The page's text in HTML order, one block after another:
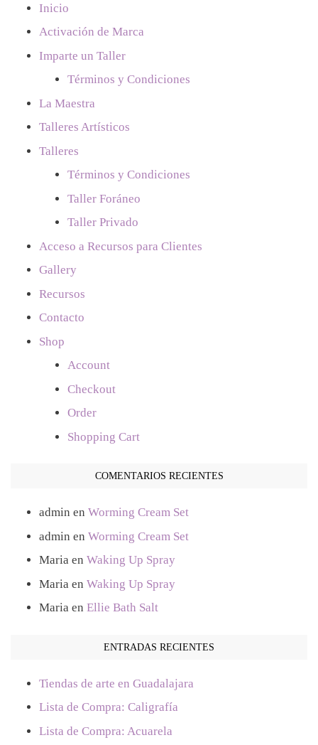
Inicio
Activación de Marca
Imparte un Taller
Términos y Condiciones
La Maestra
Talleres Artísticos
Talleres
Términos y Condiciones
Taller Foráneo
Taller Privado
Acceso a Recursos para Clientes
Gallery
Recursos
Contacto
Shop
Account
Checkout
Order
Shopping Cart
COMENTARIOS RECIENTES
admin en Worming Cream Set
admin en Worming Cream Set
Maria en Waking Up Spray
Maria en Waking Up Spray
Maria en Ellie Bath Salt
ENTRADAS RECIENTES
Tiendas de arte en Guadalajara
Lista de Compra: Caligrafía
Lista de Compra: Acuarela